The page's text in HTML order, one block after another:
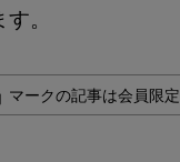
。
マークの記事は会員限定